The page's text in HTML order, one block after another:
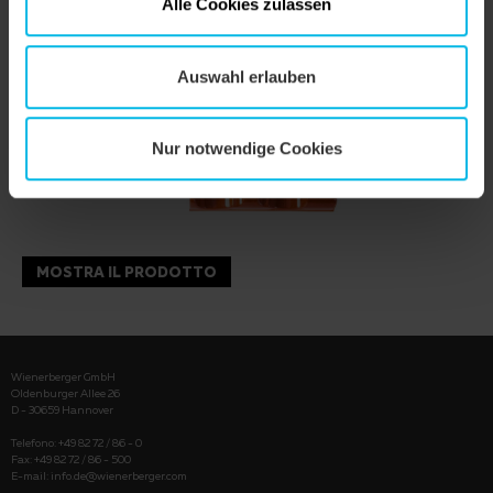
Alle Cookies zulassen
Auswahl erlauben
Nur notwendige Cookies
MOSTRA IL PRODOTTO
Wienerberger GmbH
Oldenburger Allee 26
D - 30659 Hannover
Telefono: +49 82 72 / 86 - 0
Fax: +49 82 72 / 86 - 500
E-mail: info.de@wienerberger.com